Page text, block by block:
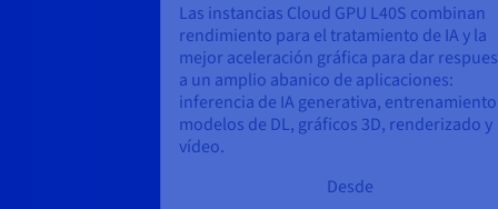
Las instancias Cloud GPU L40S combinan
rendimiento para el tratamiento de IA y la
mejor aceleración gráfica para dar
a un amplio abanico de aplicaciones:
inferencia de IA generativa,
modelos de DL, gráficos 3D, renderizado y
vídeo.
Desde